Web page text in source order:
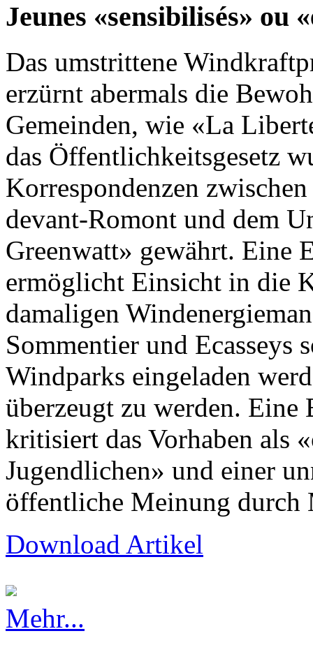
Jeunes «sensibilisés» ou
Das umstrittene
erzürnt abermals die
Gemeinden, wie «La
das Öffentlichkeitsgesetz
Korrespondenzen
devant-Romont und dem
Greenwatt» gewährt. Eine
ermöglicht Einsicht in die
damaligen
Sommentier und Ecasseys
Windparks eingeladen
überzeugt zu werden.
kritisiert das Vorhaben als
Jugendlichen» und einer
öffentliche Meinung durch
Download Artikel
Mehr...